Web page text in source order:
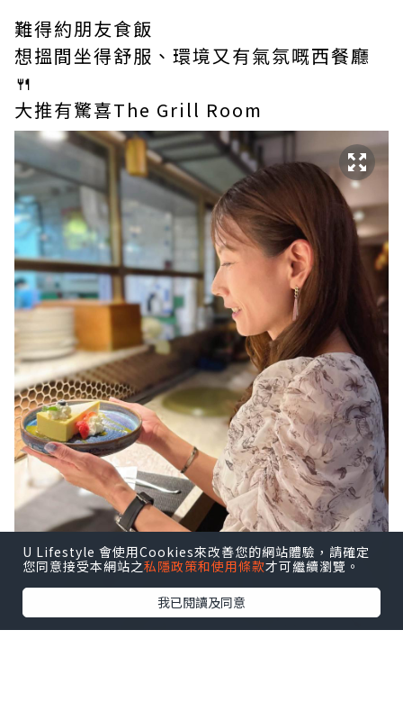
難得約朋友食飯
想搵間坐得舒服、環境又有氣氛嘅西餐廳
🍴
大推有驚喜The Grill Room
U Lifestyle 會使用Cookies來改善您的網站體驗，請確定
您同意接受本網站之私隱政策和使用條款才可繼續瀏覽。
我已閱讀及同意